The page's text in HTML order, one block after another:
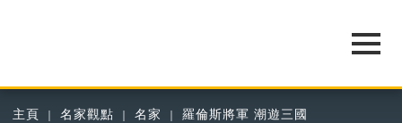
主頁 名家觀點 名家 羅倫斯將軍 潮遊三國